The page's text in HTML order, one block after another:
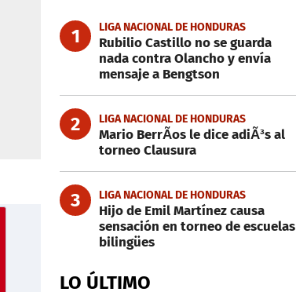
1 LIGA NACIONAL DE HONDURAS
Rubilio Castillo no se guarda
nada contra Olancho y envía
mensaje a Bengtson
2 LIGA NACIONAL DE HONDURAS
Mario BerrÃ­os le dice adiÃ³s al
torneo Clausura
3 LIGA NACIONAL DE HONDURAS
Hijo de Emil Martínez causa
sensación en torneo de escuelas
bilingües
LO ÚLTIMO